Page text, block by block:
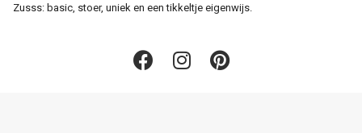
Zusss: basic, stoer, uniek en een tikkeltje eigenwijs.